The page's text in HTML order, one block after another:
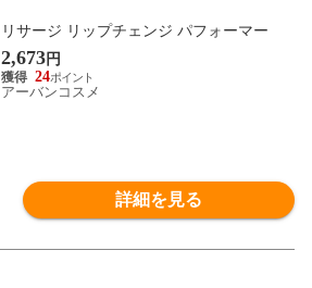
リサージ リップチェンジ パフォーマー
2,673円
24
アーバンコスメ
詳細を見る